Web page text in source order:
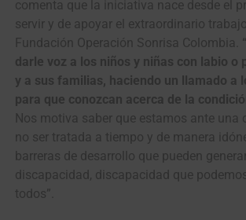
comenta que la iniciativa nace desde el
servir y de apoyar el extraordinario
Fundación Operación Sonrisa Colombia.
darle voz a los niños y niñas con labio o
y a sus familias, haciendo un llamado a
para que conozcan acerca de la
Nos motiva saber que estamos ante una
no ser tratada a tiempo y de manera
barreras de desarrollo que pueden
discapacidad, discapacidad que
todos”.